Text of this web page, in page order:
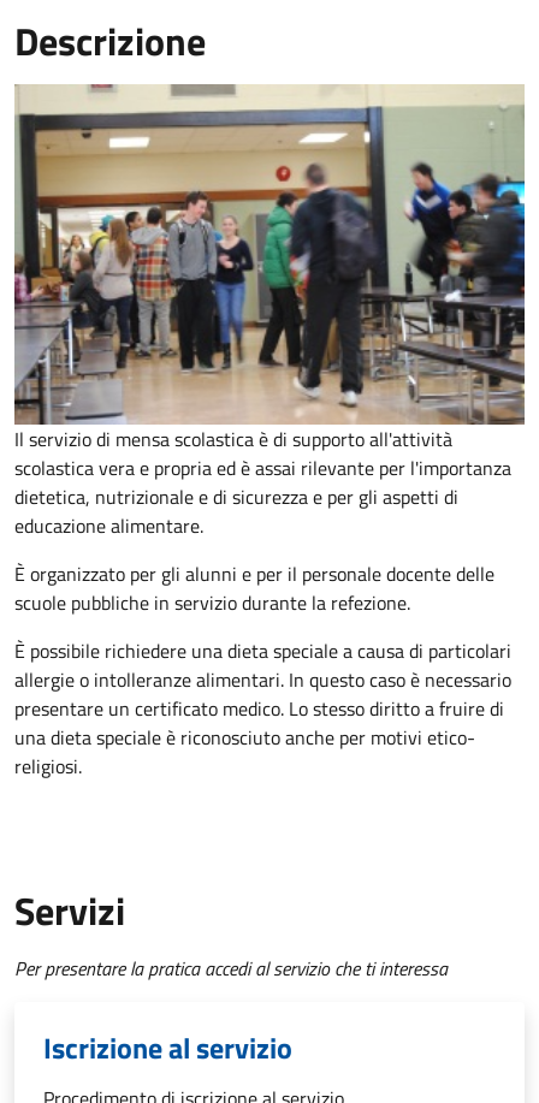
Descrizione
Il servizio di mensa scolastica è di supporto all'attività
scolastica vera e propria ed è assai rilevante per l'importanza
dietetica, nutrizionale e di sicurezza e per gli aspetti di
educazione alimentare.
È organizzato per gli alunni e per il personale docente delle
scuole pubbliche in servizio durante la refezione.
È possibile richiedere una dieta speciale a causa di particolari
allergie o intolleranze alimentari. In questo caso è necessario
presentare un certificato medico. Lo stesso diritto a fruire di
una dieta speciale è riconosciuto anche per motivi etico-
religiosi.
Servizi
Per presentare la pratica accedi al servizio che ti interessa
Iscrizione al servizio